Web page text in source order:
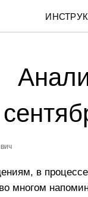
в процессе
во многом